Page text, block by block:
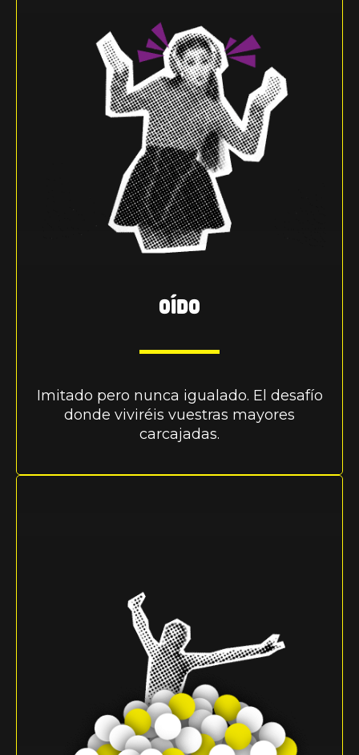
OÍDO
Imitado pero nunca igualado. El desafío
donde viviréis vuestras mayores
carcajadas.